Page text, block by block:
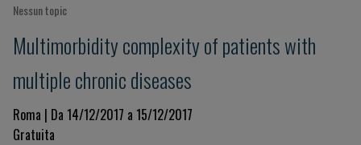
Nessun topic
Multimorbidity complexity of patients with
multiple chronic diseases
Roma | Da 14/12/2017 a 15/12/2017
Gratuita